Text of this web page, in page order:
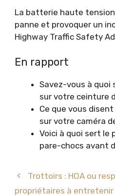
La batterie haute
panne et provoquer un
Highway Traffic Safety
En rapport
Savez-vous à
sur votre ceinture
Ce que vous
sur votre caméra
Voici à quoi sert le
pare-chocs avant
Trottoirs : HOA ou
propriétaires à entretenir